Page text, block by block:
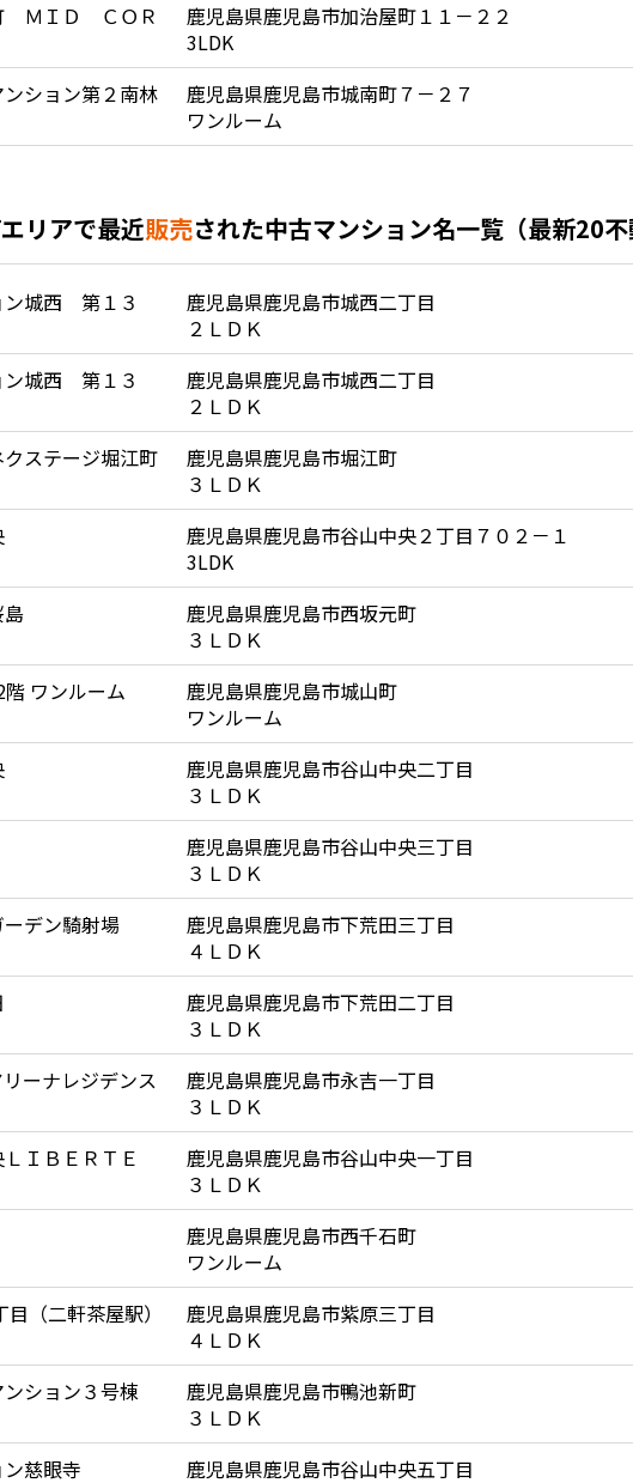
ＭＩＤ ＣＯＲ
鹿児島県鹿児島市加治屋町１１－２２
3LDK
ション第２南林
鹿児島県鹿児島市城南町７－２７
ワンルーム
リアで最近販売された中古マンション名一覧（最新20
ン城西 第１３
鹿児島県鹿児島市城西二丁目
２ＬＤＫ
ン城西 第１３
鹿児島県鹿児島市城西二丁目
２ＬＤＫ
ステージ堀江町
鹿児島県鹿児島市堀江町
３ＬＤＫ
鹿児島県鹿児島市谷山中央２丁目７０２－１
3LDK
島
鹿児島県鹿児島市西坂元町
３ＬＤＫ
ワンルーム
鹿児島県鹿児島市城山町
ワンルーム
鹿児島県鹿児島市谷山中央二丁目
３ＬＤＫ
鹿児島県鹿児島市谷山中央三丁目
３ＬＤＫ
デン騎射場
鹿児島県鹿児島市下荒田三丁目
４ＬＤＫ
鹿児島県鹿児島市下荒田二丁目
３ＬＤＫ
ーナレジデンス
鹿児島県鹿児島市永吉一丁目
３ＬＤＫ
ＩＢＥＲＴＥ
鹿児島県鹿児島市谷山中央一丁目
３ＬＤＫ
鹿児島県鹿児島市西千石町
ワンルーム
（二軒茶屋駅）
鹿児島県鹿児島市紫原三丁目
４ＬＤＫ
ション３号棟
鹿児島県鹿児島市鴨池新町
３ＬＤＫ
慈眼寺
鹿児島県鹿児島市谷山中央五丁目